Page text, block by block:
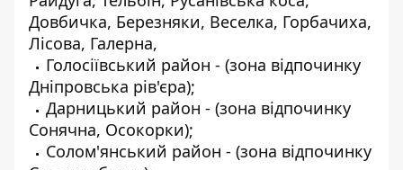
Довбичка, Березняки, Веселка, Горбачиха,
Лісова, Галерна,
Голосіївський район - (зона відпочинку
Дніпровська рів'єра);
Дарницький район - (зона відпочинку
Сонячна, Осокорки);
Солом'янський район - (зона відпочинку